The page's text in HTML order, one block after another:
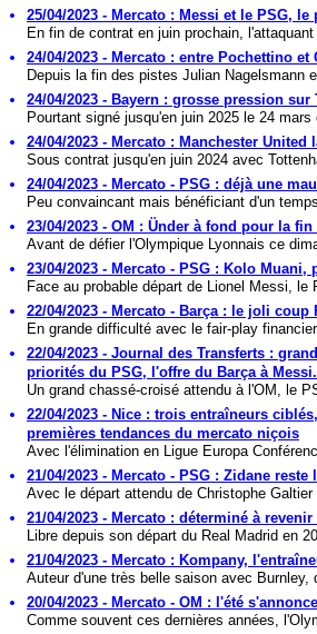
25/04/2023 - Mercato : Messi et le PSG,
En fin de contrat en juin prochain,
24/04/2023 - Mercato : entre Pochettino et
Depuis la fin des pistes Julian Nagelsmann
24/04/2023 - Bayern : grosse pression sur
Pourtant signé jusqu'en juin 2025 le 24 mars
24/04/2023 - Mercato : Manchester
Sous contrat jusqu'en juin 2024 avec
24/04/2023 - Mercato - PSG : déjà une
Peu convaincant mais bénéficiant d'un
23/04/2023 - OM : Ünder à fond pour la
Avant de défier l'Olympique Lyonnais ce
23/04/2023 - Mercato - PSG : Kolo Muani,
Face au probable départ de Lionel Messi,
22/04/2023 - Mercato - Barça : le joli coup
En grande difficulté avec le fair-play
22/04/2023 - Journal des Transferts :
priorités du PSG, l'offre du Barça à
Un grand chassé-croisé attendu à l'OM, le
22/04/2023 - Nice : trois entraîneurs
premières tendances du mercato niçois
Avec l'élimination en Ligue Europa
21/04/2023 - Mercato - PSG : Zidane reste
Avec le départ attendu de Christophe
21/04/2023 - Mercato : déterminé à
Libre depuis son départ du Real Madrid en
21/04/2023 - Mercato : Kompany,
Auteur d'une très belle saison avec Burnley,
20/04/2023 - Mercato - OM : l'été
Comme souvent ces dernières années,